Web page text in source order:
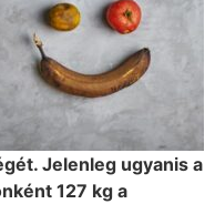
Jelenleg ugyanis a
127 kg a